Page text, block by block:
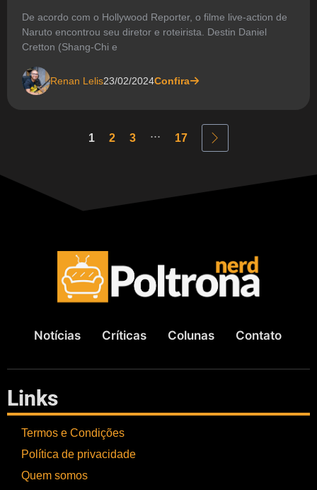
De acordo com o Hollywood Reporter, o filme live-action de
Naruto encontrou seu diretor e roteirista. Destin Daniel
Cretton (Shang-Chi e
Renan Lelis23/02/2024Confira
1 2 3 ... 17
Notícias Críticas Colunas Contato
Links
Termos e Condições
Política de privacidade
Quem somos